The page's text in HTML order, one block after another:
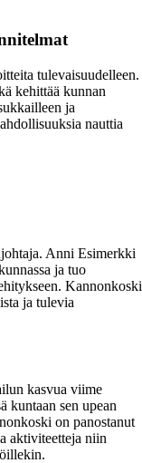
tulevaisuudelleen.
kehittää kunnan
ja
nauttia
Anni Esimerkki
ja tuo
Kannonkoski
ja tulevia
kasvua viime
kuntaan sen upean
on panostanut
aktiviteetteja niin